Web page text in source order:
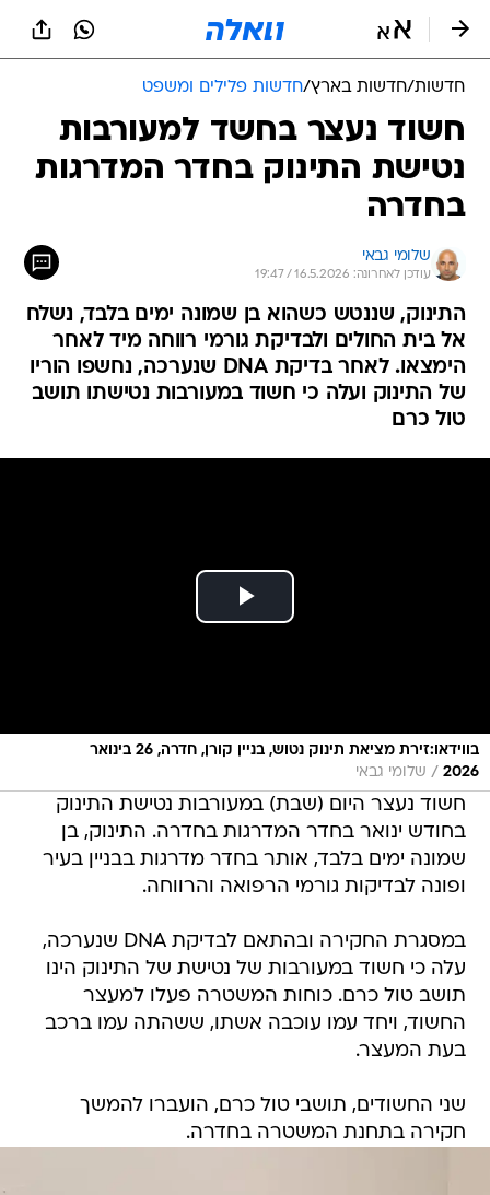
חדשות/חדשות בארץ/חדשות פלילים ומשפט
חשוד נעצר בחשד למעורבות
נטישת התינוק בחדר המדרגות
בחדרה
שלומי גבאי
עודכן לאחרונה: 16.5.2026 / 19:47
התינוק, שננטש כשהוא בן שמונה ימים בלבד, נשלח
אל בית החולים ולבדיקת גורמי רווחה מיד לאחר
הימצאו. לאחר בדיקת DNA שנערכה, נחשפו הוריו
של התינוק ועלה כי חשוד במעורבות נטישתו תושב
טול כרם
בווידאו:זירת מציאת תינוק נטוש, בניין קורן, חדרה, 26 בינואר
2026
/ שלומי גבאי
חשוד נעצר היום (שבת) במעורבות נטישת התינוק
בחודש ינואר בחדר המדרגות בחדרה. התינוק, בן
שמונה ימים בלבד, אותר בחדר מדרגות בבניין בעיר
ופונה לבדיקות גורמי הרפואה והרווחה.
במסגרת החקירה ובהתאם לבדיקת DNA שנערכה,
עלה כי חשוד במעורבות של נטישת של התינוק הינו
תושב טול כרם. כוחות המשטרה פעלו למעצר
החשוד, ויחד עמו עוכבה אשתו, ששהתה עמו ברכב
בעת המעצר.
שני החשודים, תושבי טול כרם, הועברו להמשך
חקירה בתחנת המשטרה בחדרה.